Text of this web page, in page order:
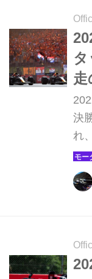
走
リ
勝
決
れ
タ
イ
ド
（
シ